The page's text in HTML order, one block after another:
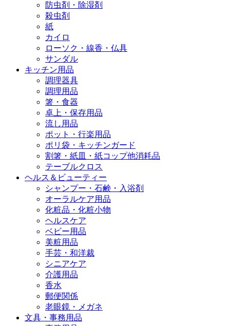
防虫剤・除湿剤
殺虫剤
紙
カイロ
ローソク・線香・仏具
サンダル
キッチン用品
調理器具
調理用品
箸・食器
卓上・保存用品
流し用品
ポット・行楽用品
ポリ袋・キッチンガード
割箸・紙皿・紙コップ他消耗品
テーブルクロス
ヘルス＆ビューティー
シャンプー・石鹸・入浴剤
オーラルケア用品
化粧品・化粧小物
ヘルスケア
ベビー用品
美粧用品
手芸・和洋裁
シニアケア
介護用品
香水
郵便関係
老眼鏡・メガネ
文具・事務用品